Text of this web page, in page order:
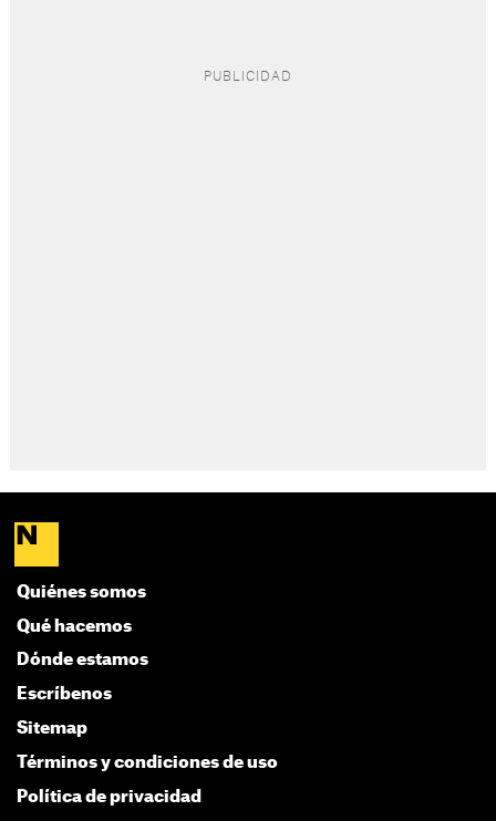
Quiénes somos
Qué hacemos
Dónde estamos
Escríbenos
Sitemap
Términos y condiciones de uso
Política de privacidad